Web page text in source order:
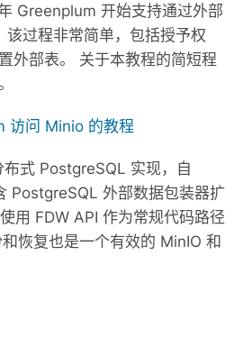
Greenplum 开始支持通过外部
该过程非常简单，包括授予权
外部表。 关于本教程的简短程
访问 Minio 的教程
布式 PostgreSQL 实现，自
PostgreSQL 外部数据包装器扩
用 FDW API 作为常规代码路径
恢复也是一个有效的 MinIO 和